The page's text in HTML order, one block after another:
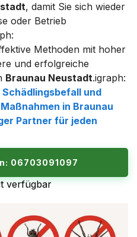
, damit Sie sich wieder
oder Betrieb
Methoden mit hoher
und erfolgreiche
Braunau Neustadt.igraph:
und
in Braunau
Partner für jeden
06703091097
verfügbar